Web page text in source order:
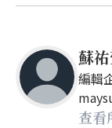
蘇
編輯
查看